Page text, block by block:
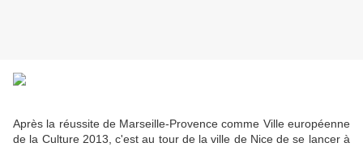
Après la réussite de Marseille-Provence comme Ville européenne
de la Culture 2013, c'est au tour de la ville de Nice de se lancer à